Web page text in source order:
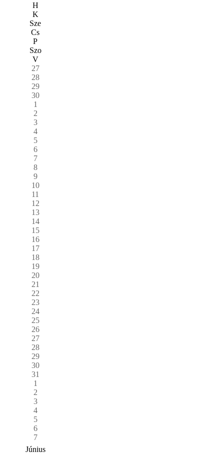
H
K
Sze
Cs
P
Szo
V
27
28
29
30
1
2
3
4
5
6
7
8
9
10
11
12
13
14
15
16
17
18
19
20
21
22
23
24
25
26
27
28
29
30
31
1
2
3
4
5
6
7
Június